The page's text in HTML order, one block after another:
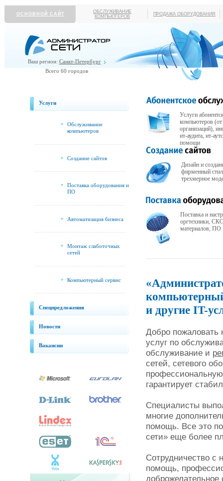
ОСНОВНОЙ САЙТ
ОБСЛУЖИВАНИЕ
КОМПЬЮТЕРОВ
ПРОДАЖА ОБОРУДОВАНИЯ
Ваш регион: Санкт-Петербург
Всего 60 городов
Услуги
Обслуживание
компьютеров
Создание сайтов
Поставка оборудования и
ПО
Автоматизация бизнеса
Монтаж слаботочных
сетей
Компьютерный сервис
Спецпредложения
Новости
Вакансии
Услуги
компьютеров
организаций),
ит-аудита, ит-
помощи
Дизайн и
фирменный
трехмерное
Поставка и
оргтехники,
материалов, ПО
и другие IT-
Добро пожаловать
услуг по
обслуживание и
сетей, сетевого
гарантирует
Специалисты
многие
помощь. Все это
сети» еще более
Сотрудничество с
помощь,
доброжелательное